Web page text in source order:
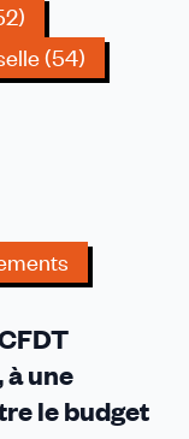
(54)
une
le budget